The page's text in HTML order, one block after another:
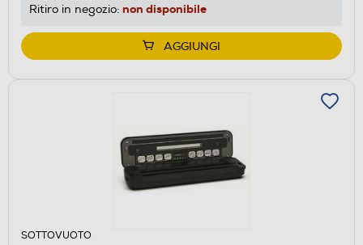
Ritiro in negozio: non disponibile
AGGIUNGI
SOTTOVUOTO